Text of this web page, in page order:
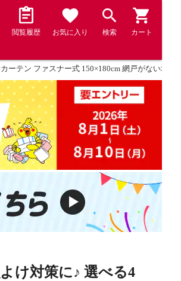
閲覧履歴 お気に入り 検索 カート
ーテン ファスナー式 150×180cm 網戸がない場
け対策に♪ 選べる4